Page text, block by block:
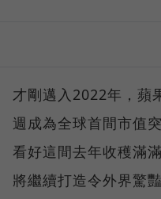
才剛邁入2022年，蘋
週成為全球首間市值
看好這間去年收穫滿
將繼續打造令外界驚